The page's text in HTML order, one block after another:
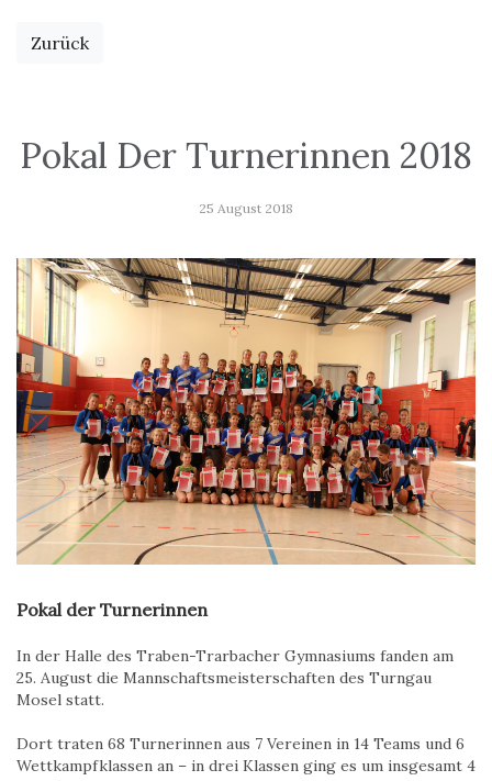
Zurück
Pokal Der Turnerinnen 2018
25 August 2018
Pokal der Turnerinnen
In der Halle des Traben-Trarbacher Gymnasiums fanden am
25. August die Mannschaftsmeisterschaften des Turngau
Mosel statt.
Dort traten 68 Turnerinnen aus 7 Vereinen in 14 Teams und 6
Wettkampfklassen an – in drei Klassen ging es um insgesamt 4